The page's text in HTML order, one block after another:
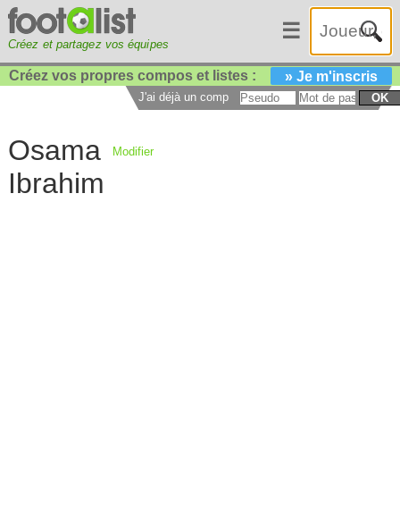
Créez et partagez vos équipes
☰
Créez vos propres compos et listes : » Je m'inscris
J'ai déjà un compte : OK
Osama
Ibrahim
Modifier